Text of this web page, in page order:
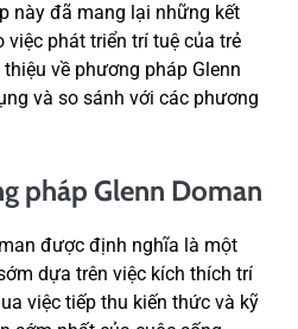
này đã mang lại những kết
phát triển trí tuệ của trẻ
về phương pháp Glenn
và so sánh với các phương
pháp Glenn Doman
được định nghĩa là một
dựa trên việc kích thích trí
việc tiếp thu kiến thức và kỹ